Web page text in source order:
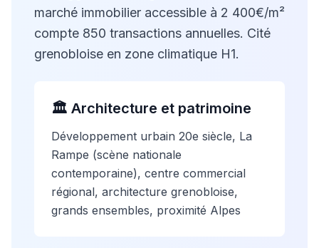
marché immobilier accessible à 2 400€/m²
compte 850 transactions annuelles. Cité
grenobloise en zone climatique H1.
🏛️ Architecture et patrimoine
Développement urbain 20e siècle, La
Rampe (scène nationale
contemporaine), centre commercial
régional, architecture grenobloise,
grands ensembles, proximité Alpes